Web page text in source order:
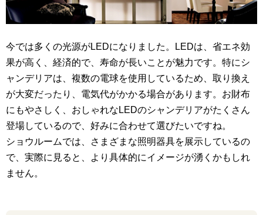
今では多くの光源がLEDになりました。LEDは、省エネ効
果が高く、経済的で、寿命が長いことが魅力です。特にシ
ャンデリアは、複数の電球を使用しているため、取り換え
が大変だったり、電気代がかかる場合があります。お財布
にもやさしく、おしゃれなLEDのシャンデリアがたくさん
登場しているので、好みに合わせて選びたいですね。
ショウルームでは、さまざまな照明器具を展示しているの
で、実際に見ると、より具体的にイメージが湧くかもしれ
ません。